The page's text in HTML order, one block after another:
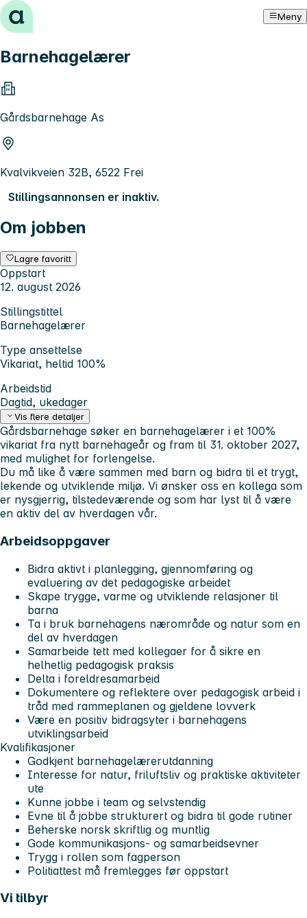
Hopp til innhold Meny
Barnehagelærer
Gårdsbarnehage As
Kvalvikveien 32B, 6522 Frei
Stillingsannonsen er inaktiv.
Om jobben
Lagre favoritt
Oppstart
12. august 2026
Stillingstittel
Barnehagelærer
Type ansettelse
Vikariat, heltid 100%
Arbeidstid
Dagtid, ukedager
Vis flere detaljer
Gårdsbarnehage søker en barnehagelærer i et 100%
vikariat fra nytt barnehageår og fram til 31. oktober 2027,
med mulighet for forlengelse.
Du må like å være sammen med barn og bidra til et trygt,
lekende og utviklende miljø. Vi ønsker oss en kollega som
er nysgjerrig, tilstedeværende og som har lyst til å være
en aktiv del av hverdagen vår.
Arbeidsoppgaver
Bidra aktivt i planlegging, gjennomføring og
evaluering av det pedagogiske arbeidet
Skape trygge, varme og utviklende relasjoner til
barna
Ta i bruk barnehagens nærområde og natur som en
del av hverdagen
Samarbeide tett med kollegaer for å sikre en
helhetlig pedagogisk praksis
Delta i foreldresamarbeid
Dokumentere og reflektere over pedagogisk arbeid i
tråd med rammeplanen og gjeldene lovverk
Være en positiv bidragsyter i barnehagens
utviklingsarbeid
Kvalifikasjoner
Godkjent barnehagelærerutdanning
Interesse for natur, friluftsliv og praktiske aktiviteter
ute
Kunne jobbe i team og selvstendig
Evne til å jobbe strukturert og bidra til gode rutiner
Beherske norsk skriftlig og muntlig
Gode kommunikasjons- og samarbeidsevner
Trygg i rollen som fagperson
Politiattest må fremlegges før oppstart
Vi tilbyr